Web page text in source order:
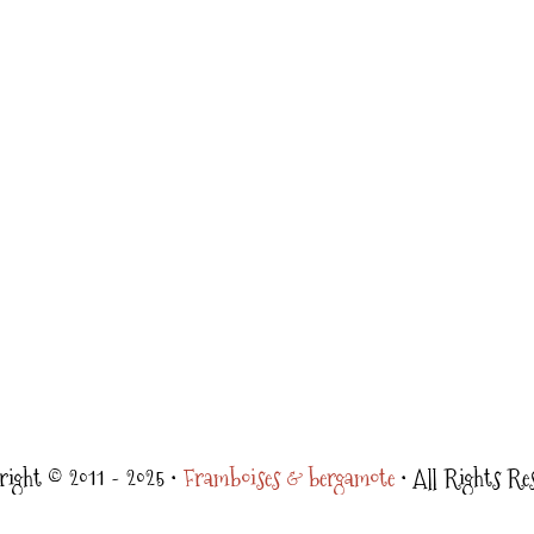
© 2011 - 2025 • Framboises & bergamote • All Rights